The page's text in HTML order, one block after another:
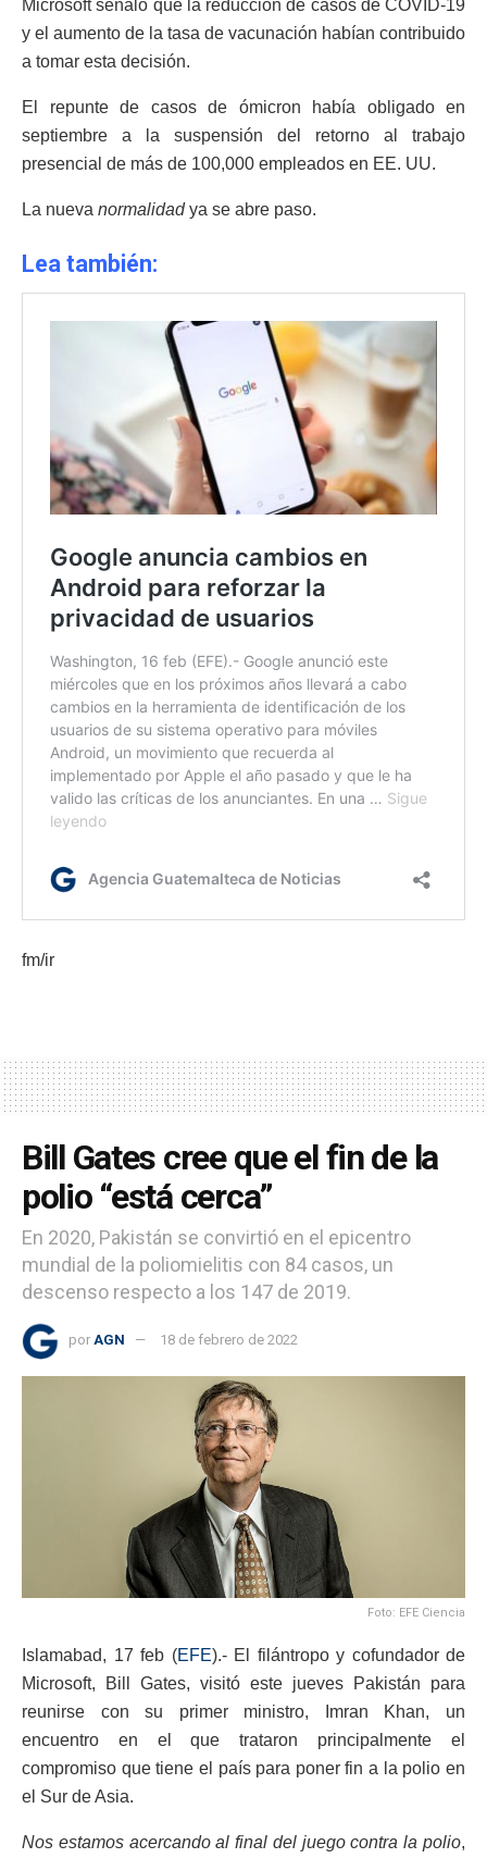
Microsoft señaló que la reducción de casos de COVID-19
y el aumento de la tasa de vacunación habían contribuido
a tomar esta decisión.
El repunte de casos de ómicron había obligado en
septiembre a la suspensión del retorno al trabajo
presencial de más de 100,000 empleados en EE. UU.
La nueva normalidadya se abre paso.
Lea también:
fm/ir
Bill Gates cree que el fin de la
polio “está cerca”
En 2020, Pakistán se convirtió en el epicentro
mundial de la poliomielitis con 84 casos, un
descenso respecto a los 147 de 2019.
por AGN 18 de febrero de 2022
Foto: EFE Ciencia
Islamabad, 17 feb (EFE).- El filántropo y cofundador de
Microsoft, Bill Gates, visitó este jueves Pakistán para
reunirse con su primer ministro, Imran Khan, un
encuentro en el que trataron principalmente el
compromiso que tiene el país para poner fin a la polio en
el Sur de Asia.
Nos estamos acercando al final del juego contra la polio,